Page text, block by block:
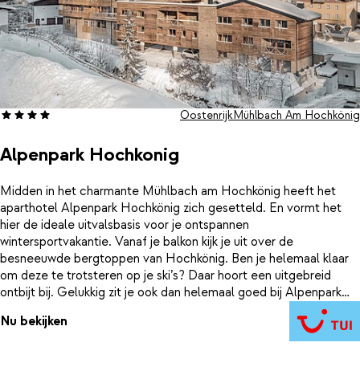
Alpenpark Hochkonig
OostenrijkMühlbach Am Hochkönig
Midden in het charmante Mühlbach am Hochkönig heeft het
aparthotel Alpenpark Hochkönig zich gesetteld. En vormt het
hier de ideale uitvalsbasis voor je ontspannen
wintersportvakantie. Vanaf je balkon kijk je uit over de
besneeuwde bergtoppen van Hochkönig. Ben je helemaal klaar
om deze te trotsteren op je ski’s? Daar hoort een uitgebreid
ontbijt bij. Gelukkig zit je ook dan helemaal goed bij Alpenpark
Hochkönig. Geniet van het ontbijtbuffet in het restaurant. Of
laat het ontbijt naar je deur brengen dankzij de ontbijtservice.
Zodra je je laatste kop koffie op hebt, is het tijd om de
Nu bekijken